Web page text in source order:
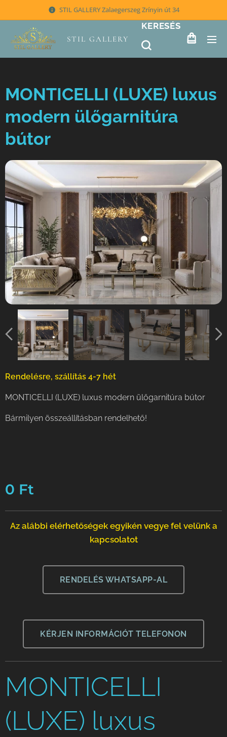
STIL GALLERY Zalaegerszeg Zrínyin út 34
STIL GALLERY
KERESÉS
MONTICELLI (LUXE) luxus
modern ülőgarnitúra
bútor
Rendelésre, szállítás 4-7 hét
MONTICELLI (LUXE) luxus modern ülőgarnitúra bútor
Bármilyen összeállításban rendelhető!
0 Ft
Az alábbi elérhetőségek egyikén vegye fel velünk a
kapcsolatot
RENDELÉS WHATSAPP-AL
KÉRJEN INFORMÁCIÓT TELEFONON
MONTICELLI
(LUXE) luxus